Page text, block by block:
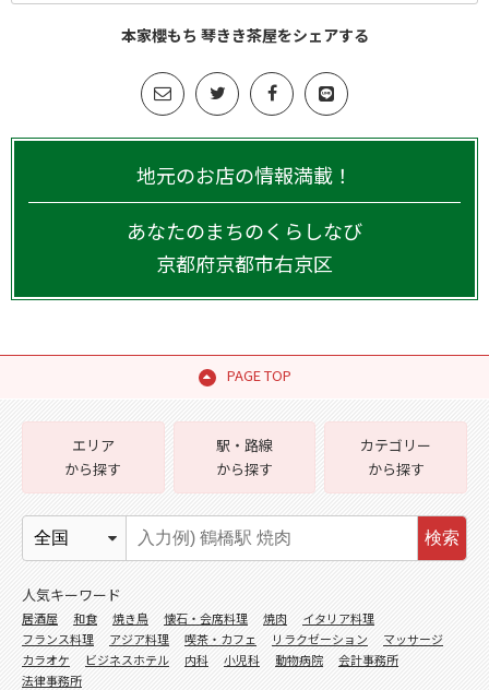
本家櫻もち 琴きき茶屋をシェアする
地元のお店の情報満載！
あなたのまちのくらしなび
京都府京都市右京区
PAGE TOP
エリア
から探す
駅・路線
から探す
カテゴリー
から探す
検索
人気キーワード
居酒屋 和食 焼き鳥 懐石・会席料理 焼肉
イタリア料理
フランス料理
アジア料理 喫茶・カフェ リラクゼーション
マッサージ
カラオケ
ビジネスホテル 内科 小児科 動物病院
会計事務所
法律事務所